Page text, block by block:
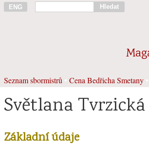
ENG Hledat
Seznam sbormistrů Cena Bedřicha Smetany
Světlana Tvrzická
Základní údaje